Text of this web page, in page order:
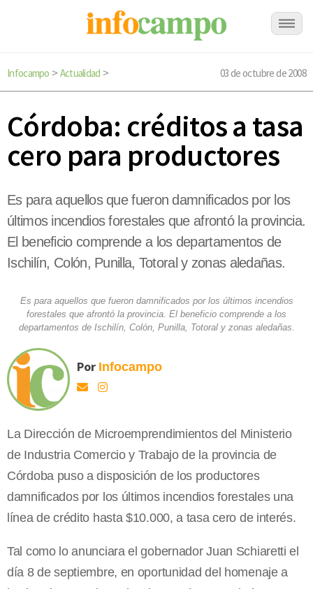
Infocampo > Actualidad > 03 de octubre de 2008
Córdoba: créditos a tasa
cero para productores
Es para aquellos que fueron damnificados por los
últimos incendios forestales que afrontó la provincia.
El beneficio comprende a los departamentos de
Ischilín, Colón, Punilla, Totoral y zonas aledañas.
Es para aquellos que fueron damnificados por los últimos incendios
forestales que afrontó la provincia. El beneficio comprende a los
departamentos de Ischilín, Colón, Punilla, Totoral y zonas aledañas.
Por Infocampo
La Dirección de Microemprendimientos del Ministerio
de Industria Comercio y Trabajo de la provincia de
Córdoba puso a disposición de los productores
damnificados por los últimos incendios forestales una
línea de crédito hasta $10.000, a tasa cero de interés.
Tal como lo anunciara el gobernador Juan Schiaretti el
día 8 de septiembre, en oportunidad del homenaje a